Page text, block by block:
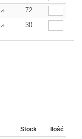
zł
72
zł 30
Stock Ilość